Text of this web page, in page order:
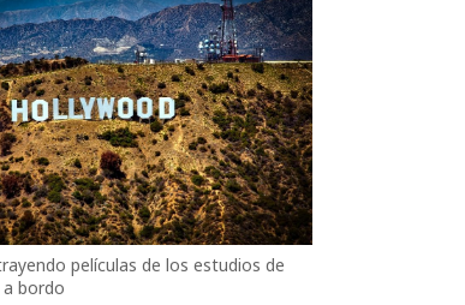
películas de los estudios de
bordo